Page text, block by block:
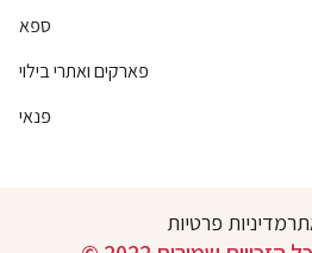
ספא
פארקים ואתרי בילוי
פנאי
מדיניות פרטיות